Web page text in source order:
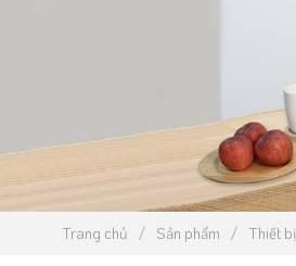
Trang chủ Sản phẩm Thiết